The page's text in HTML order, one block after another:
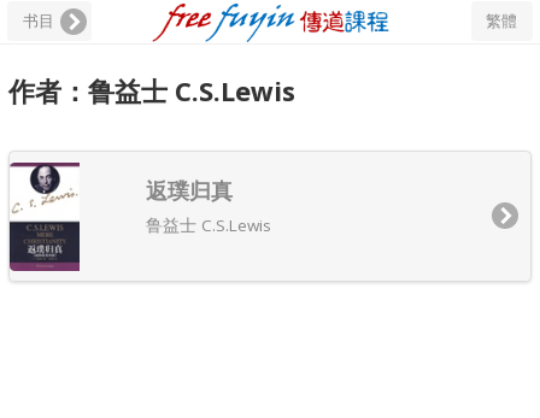
书目 繁體
作者：鲁益士 C.S.Lewis
返璞归真
鲁益士 C.S.Lewis